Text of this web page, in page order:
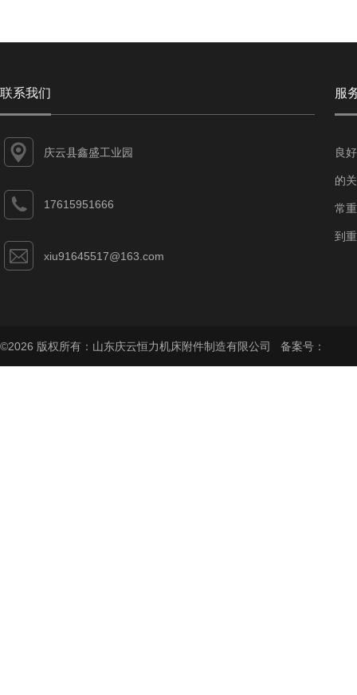
联系我们
庆云县鑫盛工业园
17615951666
xiu91645517@163.com
服
良
的
常
到
©2026 版权所有：山东庆云恒力机床附件制造有限公司 备案号：